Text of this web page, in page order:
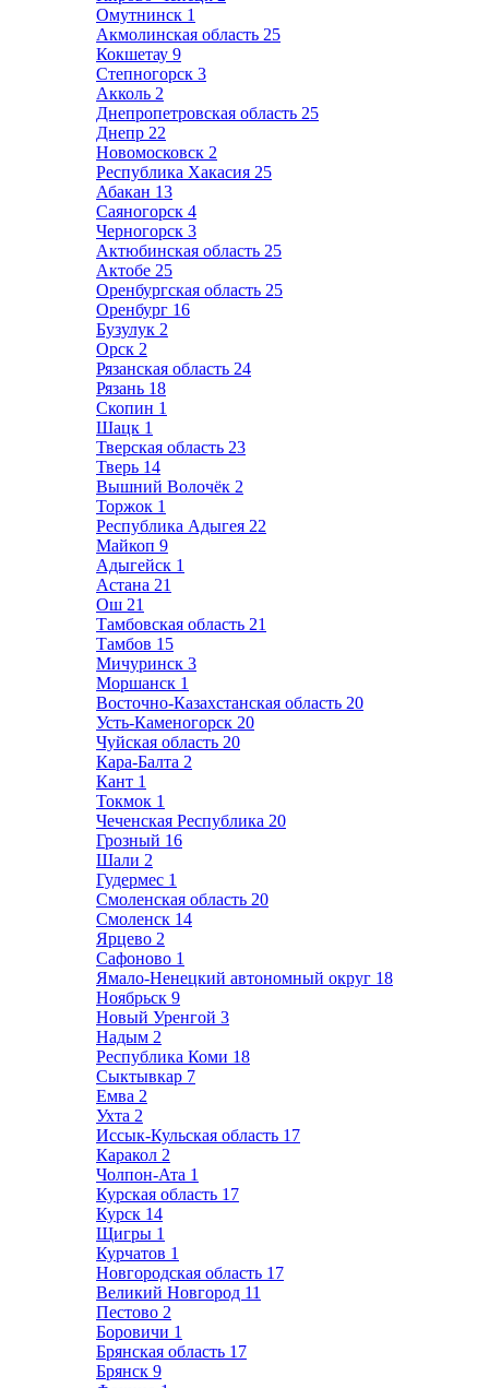
Омутнинск 1
Акмолинская область 25
Кокшетау 9
Степногорск 3
Акколь 2
Днепропетровская область 25
Днепр 22
Новомосковск 2
Республика Хакасия 25
Абакан 13
Саяногорск 4
Черногорск 3
Актюбинская область 25
Актобе 25
Оренбургская область 25
Оренбург 16
Бузулук 2
Орск 2
Рязанская область 24
Рязань 18
Скопин 1
Шацк 1
Тверская область 23
Тверь 14
Вышний Волочёк 2
Торжок 1
Республика Адыгея 22
Майкоп 9
Адыгейск 1
Астана 21
Ош 21
Тамбовская область 21
Тамбов 15
Мичуринск 3
Моршанск 1
Восточно-Казахстанская область 20
Усть-Каменогорск 20
Чуйская область 20
Кара-Балта 2
Кант 1
Токмок 1
Чеченская Республика 20
Грозный 16
Шали 2
Гудермес 1
Смоленская область 20
Смоленск 14
Ярцево 2
Сафоново 1
Ямало-Ненецкий автономный округ 18
Ноябрьск 9
Новый Уренгой 3
Надым 2
Республика Коми 18
Сыктывкар 7
Емва 2
Ухта 2
Иссык-Кульская область 17
Каракол 2
Чолпон-Ата 1
Курская область 17
Курск 14
Щигры 1
Курчатов 1
Новгородская область 17
Великий Новгород 11
Пестово 2
Боровичи 1
Брянская область 17
Брянск 9